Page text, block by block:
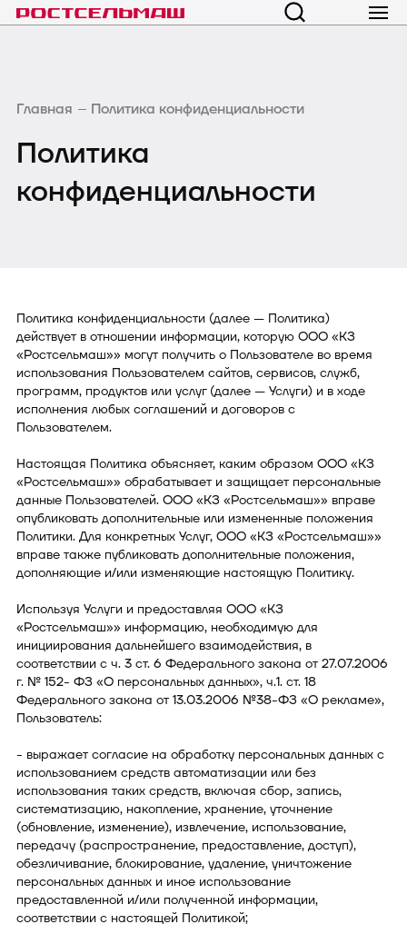
Главная Политика конфиденциальности
Политика
конфиденциальности
Политика конфиденциальности (далее — Политика)
действует в отношении информации, которую ООО «КЗ
«Ростсельмаш»» могут получить о Пользователе во время
использования Пользователем сайтов, сервисов, служб,
программ, продуктов или услуг (далее — Услуги) и в ходе
исполнения любых соглашений и договоров с
Пользователем.
Настоящая Политика объясняет, каким образом ООО «КЗ
«Ростсельмаш»» обрабатывает и защищает персональные
данные Пользователей. ООО «КЗ «Ростсельмаш»» вправе
опубликовать дополнительные или измененные положения
Политики. Для конкретных Услуг, ООО «КЗ «Ростсельмаш»»
вправе также публиковать дополнительные положения,
дополняющие и/или изменяющие настоящую Политику.
Используя Услуги и предоставляя ООО «КЗ
«Ростсельмаш»» информацию, необходимую для
инициирования дальнейшего взаимодействия, в
соответствии с ч. 3 ст. 6 Федерального закона от 27.07.2006
г. № 152- ФЗ «О персональных данных», ч.1. ст. 18
Федерального закона от 13.03.2006 №38-ФЗ «О рекламе»,
Пользователь:
- выражает согласие на обработку персональных данных с
использованием средств автоматизации или без
использования таких средств, включая сбор, запись,
систематизацию, накопление, хранение, уточнение
(обновление, изменение), извлечение, использование,
передачу (распространение, предоставление, доступ),
обезличивание, блокирование, удаление, уничтожение
персональных данных и иное использование
предоставленной и/или полученной информации,
соответствии с настоящей Политикой;